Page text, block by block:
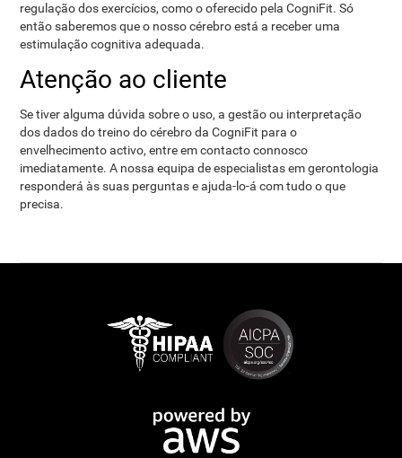
regulação dos exercícios, como o oferecido pela CogniFit. Só
então saberemos que o nosso cérebro está a receber uma
estimulação cognitiva adequada.
Atenção ao cliente
Se tiver alguma dúvida sobre o uso, a gestão ou interpretação
dos dados do treino do cérebro da CogniFit para o
envelhecimento activo, entre em contacto connosco
imediatamente. A nossa equipa de especialistas em gerontologia
responderá às suas perguntas e ajuda-lo-á com tudo o que
precisa.